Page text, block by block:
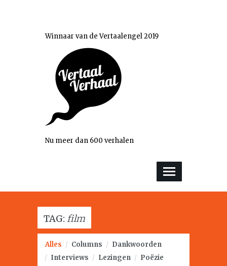
Winnaar van de Vertaalengel 2019
Nu meer dan 600 verhalen
TAG: film
Alles / Columns / Dankwoorden
/ Interviews / Lezingen / Poëzie